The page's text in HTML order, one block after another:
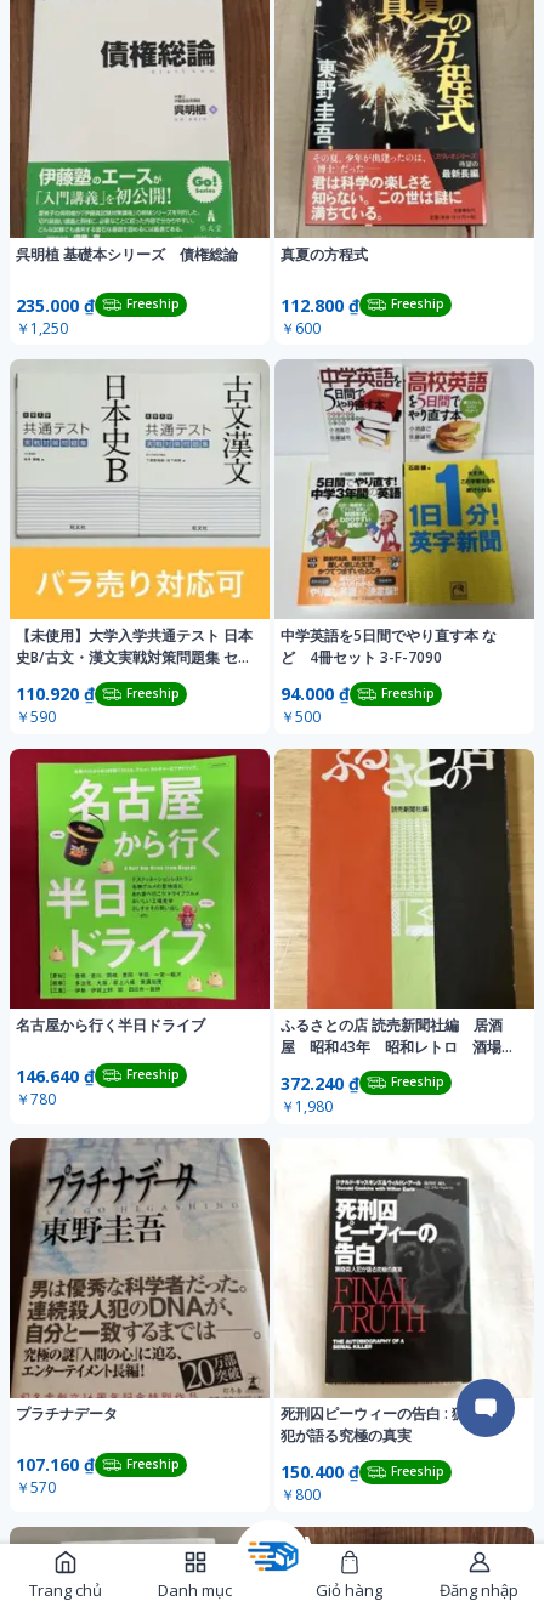
呉明植 基礎本シリーズ 債権総論
235.000 ₫ Freeship
￥1,250
真夏の方程式
112.800 ₫ Freeship
￥600
【未使用】大学入学共通テスト 日本
史B/古文・漢文実戦対策問題集 セッ
110.920 ₫ Freeship
￥590
中学英語を5日間でやり直す本 な
ど 4冊セット 3-F-7090
94.000 ₫ Freeship
￥500
名古屋から行く半日ドライブ
146.640 ₫ Freeship
￥780
ふるさとの店 読売新聞社編 居酒
屋 昭和43年 昭和レトロ 酒場
372.240 ₫ Freeship
￥1,980
プラチナデータ
107.160 ₫ Freeship
￥570
死刑囚ピーウィーの告白 : 猟奇殺人
犯が語る究極の真実
150.400 ₫ Freeship
￥800
Trang chủ Danh mục Giỏ hàng Đăng nhập